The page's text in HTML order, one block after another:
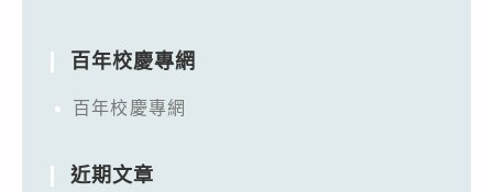
百年校慶專網
百年校慶專網
近期文章